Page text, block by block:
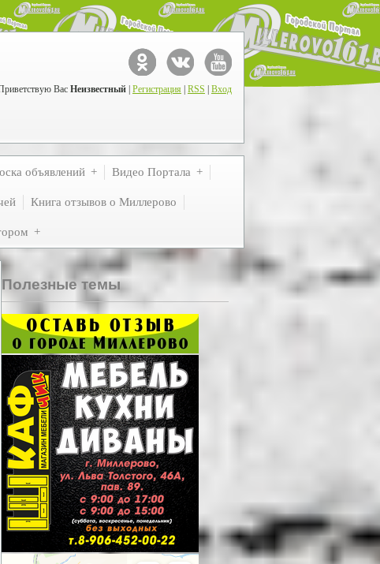
Вас Неизвестный Регистрация RSS Вход
объявлений Видео Портала
Книга отзывов о Миллерово
Полезные темы